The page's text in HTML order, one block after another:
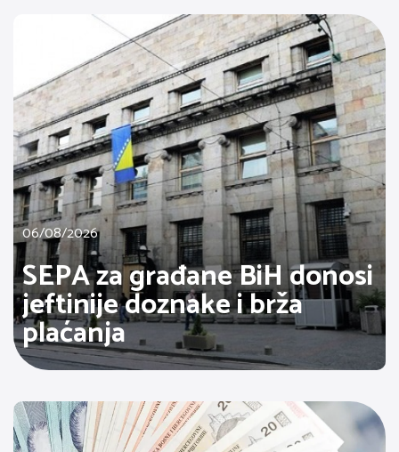
06/08/2026
SEPA za građane BiH donosi
jeftinije doznake i brža
plaćanja